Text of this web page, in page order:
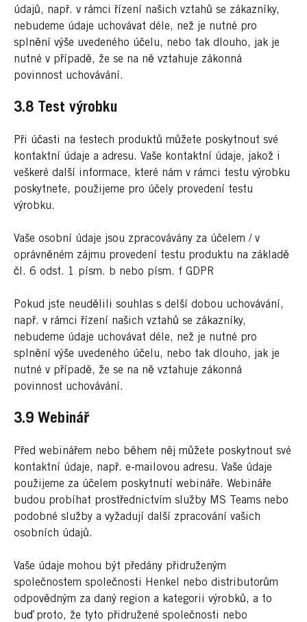
údajů, např. v rámci řízení našich vztahů se zákazníky,
nebudeme údaje uchovávat déle, než je nutné pro
splnění výše uvedeného účelu, nebo tak dlouho, jak je
nutné v případě, že se na ně vztahuje zákonná
povinnost uchovávání.
3.8 Test výrobku
Při účasti na testech produktů můžete poskytnout své
kontaktní údaje a adresu. Vaše kontaktní údaje, jakož i
veškeré další informace, které nám v rámci testu výrobku
poskytnete, použijeme pro účely provedení testu
výrobku.
Vaše osobní údaje jsou zpracovávány za účelem / v
oprávněném zájmu provedení testu produktu na základě
čl. 6 odst. 1 písm. b nebo písm. f GDPR
Pokud jste neudělili souhlas s delší dobou uchovávání,
např. v rámci řízení našich vztahů se zákazníky,
nebudeme údaje uchovávat déle, než je nutné pro
splnění výše uvedeného účelu, nebo tak dlouho, jak je
nutné v případě, že se na ně vztahuje zákonná
povinnost uchovávání.
3.9 Webinář
Před webinářem nebo během něj můžete poskytnout své
kontaktní údaje, např. e-mailovou adresu. Vaše údaje
použijeme za účelem poskytnutí webináře. Webináře
budou probíhat prostřednictvím služby MS Teams nebo
podobné služby a vyžadují další zpracování vašich
osobních údajů.
Vaše údaje mohou být předány přidruženým
společnostem společnosti Henkel nebo distributorům
odpovědným za daný region a kategorii výrobků, a to
buď proto, že tyto přidružené společnosti nebo